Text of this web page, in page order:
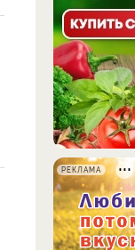
РЕКЛАМА